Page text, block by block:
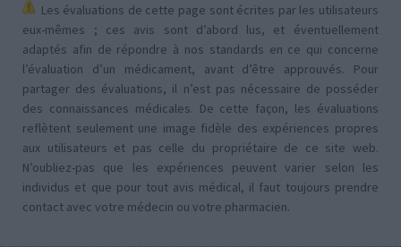
Les évaluations de cette page sont écrites par les utilisateurs
eux-mêmes ; ces avis sont d’abord lus, et éventuellement
adaptés afin de répondre à nos standards en ce qui concerne
l’évaluation d’un médicament, avant d’être approuvés. Pour
partager des évaluations, il n’est pas nécessaire de posséder
des connaissances médicales. De cette façon, les évaluations
reflètent seulement une image fidèle des expériences propres
aux utilisateurs et pas celle du propriétaire de ce site web.
N’oubliez-pas que les expériences peuvent varier selon les
individus et que pour tout avis médical, il faut toujours prendre
contact avec votre médecin ou votre pharmacien.